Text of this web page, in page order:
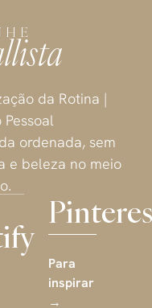
da Rotina |
ordenada, sem
e beleza no meio
Para
inspirar
→